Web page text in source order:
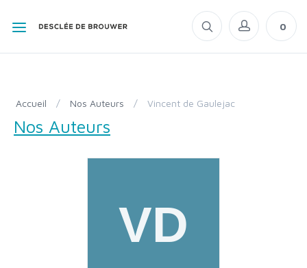
0
Accueil / Nos Auteurs / Vincent de Gaulejac
Nos Auteurs